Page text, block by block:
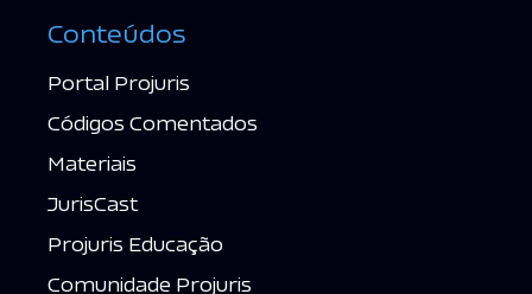
Conteúdos
Portal Projuris
Códigos Comentados
Materiais
JurisCast
Projuris Educação
Comunidade Projuris